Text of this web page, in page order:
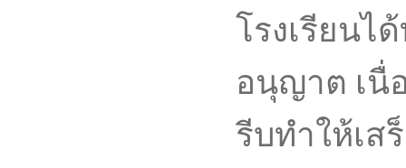
โรงเรียนไ
อนุญาต เนื่
รีบทำให้เส